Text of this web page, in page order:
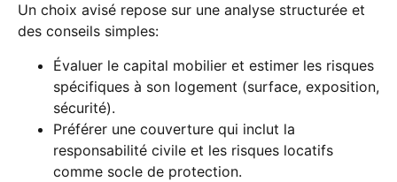
Un choix avisé repose sur une analyse structurée et
des conseils simples:
Évaluer le capital mobilier et estimer les risques
spécifiques à son logement (surface, exposition,
sécurité).
Préférer une couverture qui inclut la
responsabilité civile et les risques locatifs
comme socle de protection.